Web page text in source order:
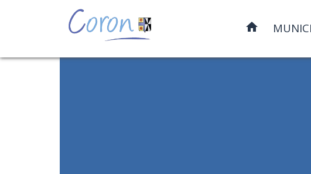
home